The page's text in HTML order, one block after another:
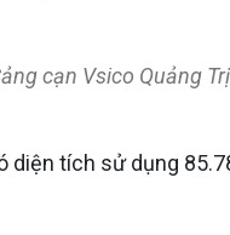
cạn Vsico Quảng
diện tích sử dụng